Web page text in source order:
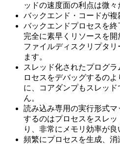
ッドの速度面の利点は微々
バックエンド・コードが複
バックエンドプロセスを
完全に素早くリソースを
ファイルディスクリプタ
ます。
スレッド化されたプログ
ロセスをデバッグするの
に、コアダンプもスレッ
ん。
読み込み専用の実行形式
するのはプロセスをスレ
り、非常にメモリ効率が良
頻繁にプロセスを生成、